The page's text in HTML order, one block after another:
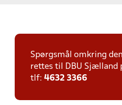
Spørgsmål omkring
rettes til DBU Sjælland
tlf: 4632 3366